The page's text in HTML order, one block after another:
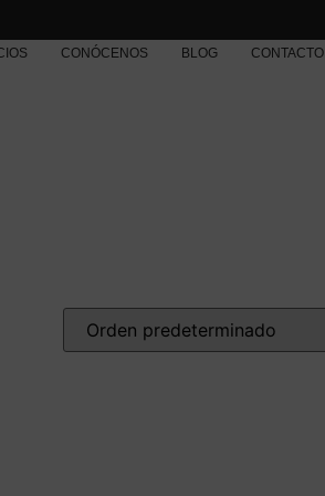
CONÓCENOS BLOG CONTACTO